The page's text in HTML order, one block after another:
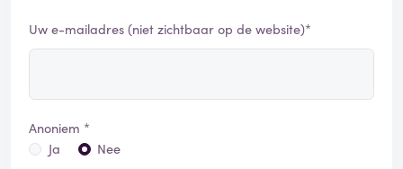
Uw e-mailadres (niet zichtbaar op de website)*
Anoniem *
Ja
Nee